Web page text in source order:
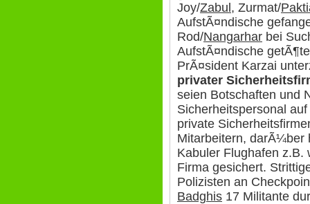
Joy/Zabul, Zurmat/
AufstÃ¤ndische
Rod/Nangarhar bei
AufstÃ¤ndische
PrÃ¤sident Karzai
privater
seien Botschaften und
Sicherheitspersonal
private
Mitarbeitern, darÃ¼ber
Kabuler Flughafen z.B.
Firma gesichert.
Polizisten an
Badghis 17 Militante